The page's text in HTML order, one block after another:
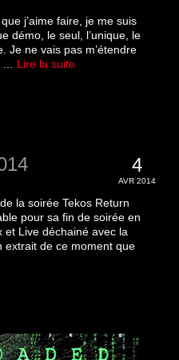
j’aime faire, je me suis
démo, le seul, l’unique, le
Je ne vais pas m’étendre
… Lire la suite­­
4
AVR 2014
la soirée Tekos Return
pour sa fin de soirée en
et Live déchainé avec la
extrait de ce moment que